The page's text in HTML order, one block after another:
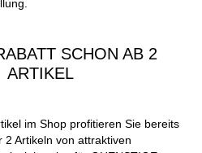
SCHON AB 2
ARTIKEL
im Shop profitieren Sie bereits
Artikeln von attraktiven